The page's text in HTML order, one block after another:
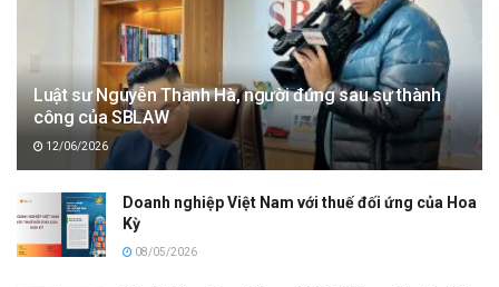
Luật sư Nguyễn Thanh Hà, người đứng sau sự thành
công của SBLAW
12/06/2026
Doanh nghiệp Việt Nam với thuế đối ứng của Hoa
Kỳ
08/05/2026